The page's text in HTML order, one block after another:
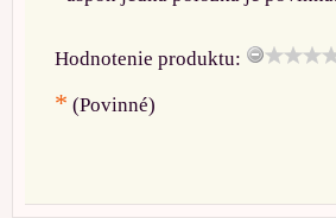
Hodnotenie produktu:
* (Povinné)